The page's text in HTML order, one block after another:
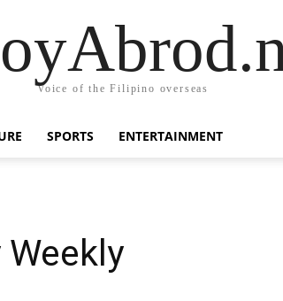
Voice of the Filipino overseas
SPORTS ENTERTAINMENT